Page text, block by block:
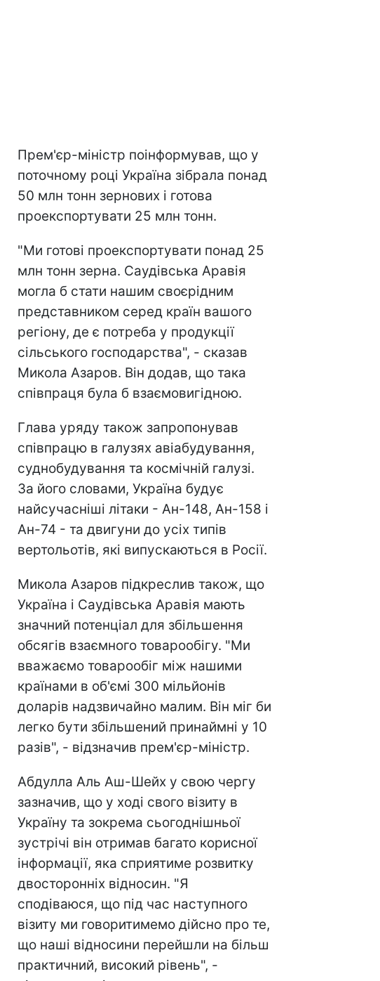
Прем'єр-міністр поінформував, що у
поточному році Україна зібрала понад
50 млн тонн зернових і готова
проекспортувати 25 млн тонн.
"Ми готові проекспортувати понад 25
млн тонн зерна. Саудівська Аравія
могла б стати нашим своєрідним
представником серед країн вашого
регіону, де є потреба у продукції
сільського господарства", - сказав
Микола Азаров. Він додав, що така
співпраця була б взаємовигідною.
Глава уряду також запропонував
співпрацю в галузях авіабудування,
суднобудування та космічній галузі.
За його словами, Україна будує
найсучасніші літаки - Ан-148, Ан-158 і
Ан-74 - та двигуни до усіх типів
вертольотів, які випускаються в Росії.
Микола Азаров підкреслив також, що
Україна і Саудівська Аравія мають
значний потенціал для збільшення
обсягів взаємного товарообігу. "Ми
вважаємо товарообіг між нашими
країнами в об'ємі 300 мільйонів
доларів надзвичайно малим. Він міг би
легко бути збільшений принаймні у 10
разів", - відзначив прем'єр-міністр.
Абдулла Аль Аш-Шейх у свою чергу
зазначив, що у ході свого візиту в
Україну та зокрема сьогоднішньої
зустрічі він отримав багато корисної
інформації, яка сприятиме розвитку
двосторонніх відносин. "Я
сподіваюся, що під час наступного
візиту ми говоритимемо дійсно про те,
що наші відносини перейшли на більш
практичний, високий рівень", -